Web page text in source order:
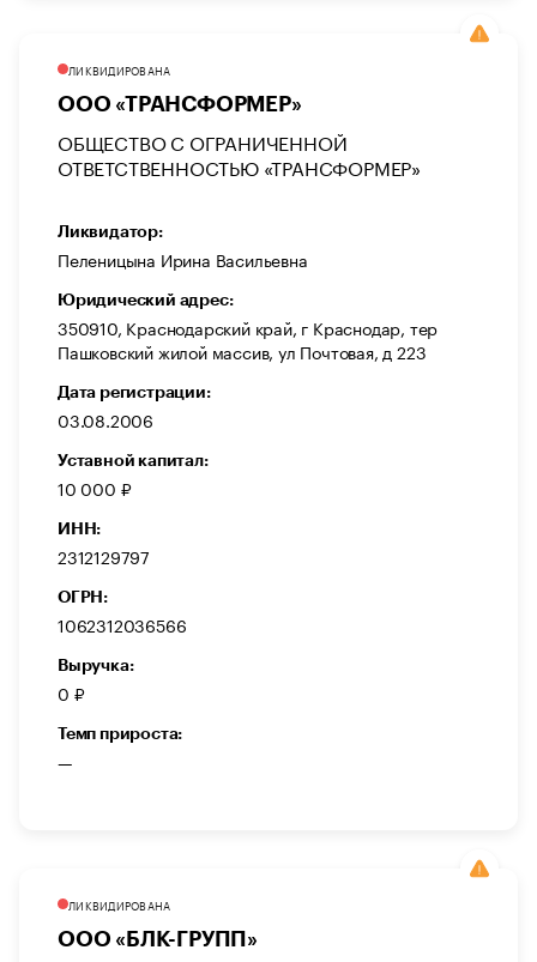
ЛИКВИДИРОВАНА
ООО «ТРАНСФОРМЕР»
ОБЩЕСТВО С ОГРАНИЧЕННОЙ
ОТВЕТСТВЕННОСТЬЮ «ТРАНСФОРМЕР»
Ликвидатор:
Пеленицына Ирина Васильевна
Юридический адрес:
350910, Краснодарский край, г Краснодар, тер
Пашковский жилой массив, ул Почтовая, д 223
Дата регистрации:
03.08.2006
Уставной капитал:
10 000 ₽
ИНН:
2312129797
ОГРН:
1062312036566
Выручка:
0 ₽
Темп прироста:
—
ЛИКВИДИРОВАНА
ООО «БЛК-ГРУПП»